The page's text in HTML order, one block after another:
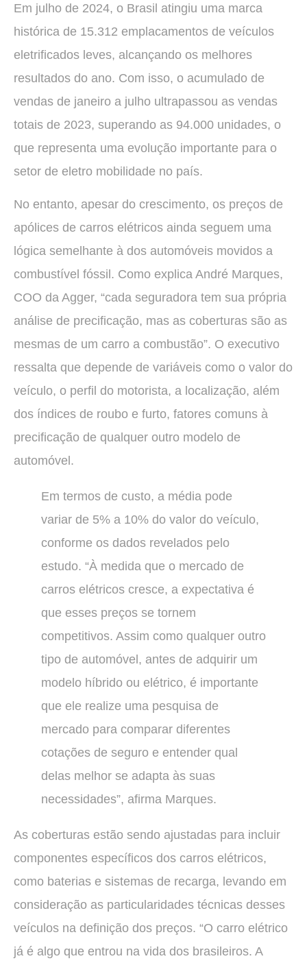
Em julho de 2024, o Brasil atingiu uma marca
histórica de 15.312 emplacamentos de veículos
eletrificados leves, alcançando os melhores
resultados do ano. Com isso, o acumulado de
vendas de janeiro a julho ultrapassou as vendas
totais de 2023, superando as 94.000 unidades, o
que representa uma evolução importante para o
setor de eletro mobilidade no país.
No entanto, apesar do crescimento, os preços de
apólices de carros elétricos ainda seguem uma
lógica semelhante à dos automóveis movidos a
combustível fóssil. Como explica André Marques,
COO da Agger, “cada seguradora tem sua própria
análise de precificação, mas as coberturas são as
mesmas de um carro a combustão”. O executivo
ressalta que depende de variáveis como o valor do
veículo, o perfil do motorista, a localização, além
dos índices de roubo e furto, fatores comuns à
precificação de qualquer outro modelo de
automóvel.
Em termos de custo, a média pode
variar de 5% a 10% do valor do veículo,
conforme os dados revelados pelo
estudo. “À medida que o mercado de
carros elétricos cresce, a expectativa é
que esses preços se tornem
competitivos. Assim como qualquer outro
tipo de automóvel, antes de adquirir um
modelo híbrido ou elétrico, é importante
que ele realize uma pesquisa de
mercado para comparar diferentes
cotações de seguro e entender qual
delas melhor se adapta às suas
necessidades”, afirma Marques.
As coberturas estão sendo ajustadas para incluir
componentes específicos dos carros elétricos,
como baterias e sistemas de recarga, levando em
consideração as particularidades técnicas desses
veículos na definição dos preços. “O carro elétrico
já é algo que entrou na vida dos brasileiros. A